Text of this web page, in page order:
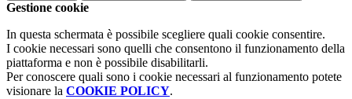
Gestione cookie
In questa schermata è possibile scegliere quali cookie consentire.
I cookie necessari sono quelli che consentono il funzionamento della
piattaforma e non è possibile disabilitarli.
Per conoscere quali sono i cookie necessari al funzionamento potete
visionare la COOKIE POLICY.